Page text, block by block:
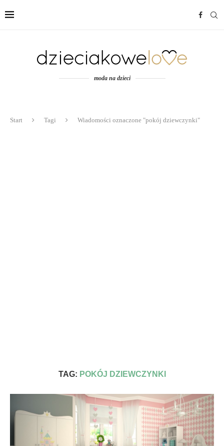
moda na dzieci
Start Tagi Wiadomości oznaczone "pokój dziewczynki"
TAG: POKÓJ DZIEWCZYNKI